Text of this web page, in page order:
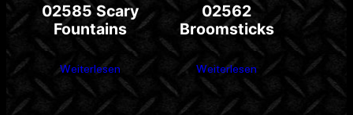
02585 Scary
Fountains
Weiterlesen
02562
Broomsticks
Weiterlesen